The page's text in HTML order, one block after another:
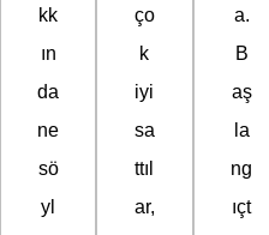
kk
ın
da
ne
sö
yl
ço
k
iyi
sa
ttıl
ar,
a.
B
aş
la
ng
ıçt